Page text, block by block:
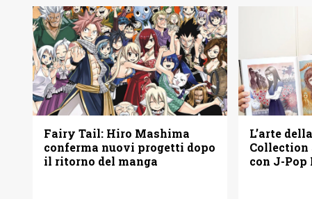
Fairy Tail: Hiro Mashima
conferma nuovi progetti dopo
il ritorno del manga
L’arte
con J-Pop